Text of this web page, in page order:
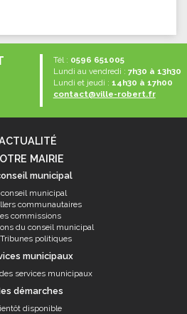
Tél : 0596 651005
Lundi au vendredi : 7h30 à 13h30
Lundi et jeudi : 14h30 à 17h00
contact@ville-robert.fr
MAIRIE
municipal
conseil municipal
communautaires
commissions
du conseil municipal
politiques
municipaux
services municipaux
démarches
disponible